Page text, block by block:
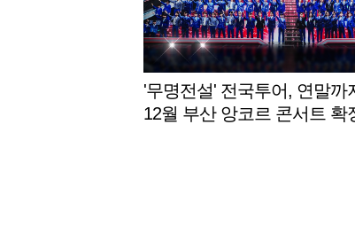
'무명전설' 전국투어, 연말까
12월 부산 앙코르 콘서트 확